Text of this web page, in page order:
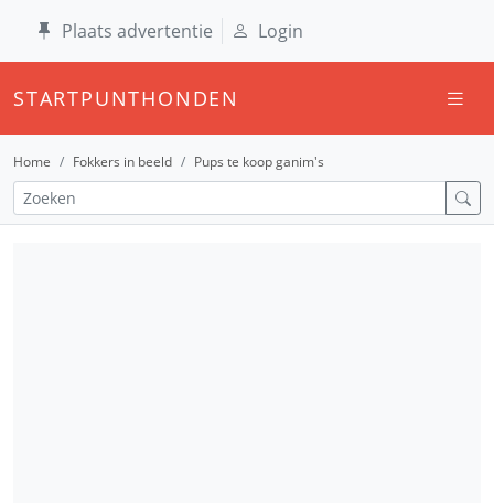
Plaats advertentie Login
STARTPUNTHONDEN
Home Fokkers in beeld Pups te koop ganim's